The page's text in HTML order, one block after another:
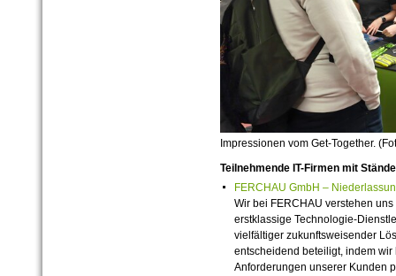
Impressionen vom Get-Together.
Teilnehmende IT-Firmen mit
FERCHAU GmbH –
Wir bei FERCHAU verstehen
erstklassige Technologie-
vielfältiger zukunftsweisender
entscheidend beteiligt, indem
Anforderungen unserer Kunden